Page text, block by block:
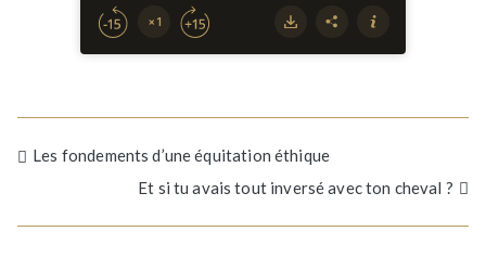
Navigation
Les fondements d’une équitation éthique
Et si tu avais tout inversé avec ton cheval ?